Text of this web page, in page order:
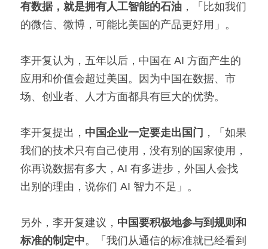
有数据，就是拥有人工智能的石油 ，「比如我们
的微信、微博，可能比美国的产品更好用」。
李开复认为，五年以后，中国在 AI 方面产生的
应用和价值会超过美国。因为中国在数据、市
场、创业者、人才方面都具有巨大的优势。
李开复提出， 中国企业一定要走出国门 ，「如果
我们的技术只有自己使用，没有别的国家使用，
你再说数据有多大，AI 有多进步，外国人会找
出别的理由，说你们 AI 智力不足」。
另外，李开复建议， 中国要积极地参与到规则和
标准的制定中。「我们从通信的标准就已经看到